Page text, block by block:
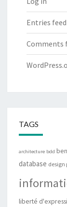
Entries feed
Comments
TAGS
architecture bdd
database design
liberté